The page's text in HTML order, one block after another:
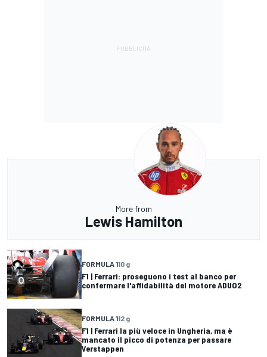
More from
Lewis Hamilton
FORMULA 110 g
F1 | Ferrari: proseguono i test al banco per
confermare l'affidabilità del motore ADUO2
FORMULA 112 g
F1 | Ferrari la più veloce in Ungheria, ma è
mancato il picco di potenza per passare
Verstappen